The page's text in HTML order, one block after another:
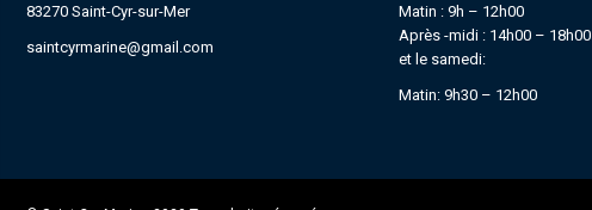
83270 Saint-Cyr-sur-Mer
saintcyrmarine@gmail.com
Matin : 9h – 12h00
Après -midi : 14h00 – 18h00
et le samedi:
Matin: 9h30 – 12h00